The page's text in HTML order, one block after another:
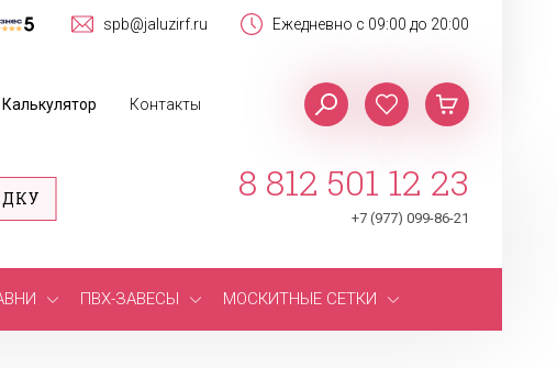
Ежедневно с 09:00 до 20:00
spb@jaluzirf.ru
Калькулятор Контакты
8 812 501 12 23
+7 (977) 099-86-21
ПВХ-ЗАВЕСЫ МОСКИТНЫЕ СЕТКИ